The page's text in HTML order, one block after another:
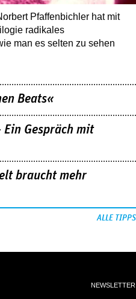
Pfaffenbichler hat mit
radikales
man es selten zu sehen
Beats«
Gespräch mit
braucht mehr
ALLE TIPPS
NEWSLETTER